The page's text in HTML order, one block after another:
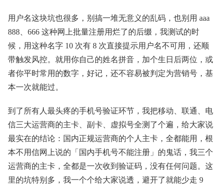
用户名这块坑也很多，别搞一堆无意义的乱码，也别用 aaa
888、666 这种网上批量注册用烂了的后缀，我测试的时
候，用这种名字 10 次有 8 次直接提示用户名不可用，还顺
带触发风控。就用你自己的姓名拼音，加个生日后两位，或
者你平时常用的数字，好记，还不容易被判定为营销号，基
本一次就能过。
到了所有人最头疼的手机号验证环节，我把移动、联通、电
信三大运营商的主卡、副卡、虚拟号全测了个遍，给大家说
最实在的结论：国内正规运营商的个人主卡，全都能用，根
本不用信网上说的「国内手机号不能注册」的鬼话，我三个
运营商的主卡，全都是一次收到验证码，没有任何问题。这
里的坑特别多，我一个个给大家说透，避开了就能少走 9